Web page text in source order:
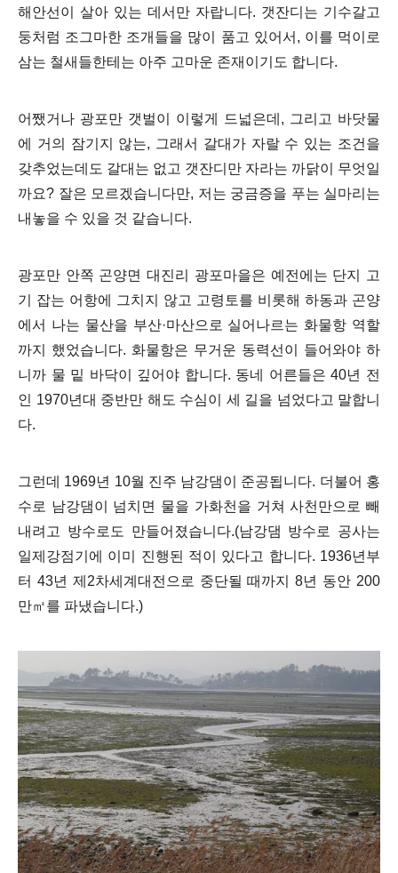
해안선이 살아 있는 데서만 자랍니다. 갯잔디는 기수갈고
둥처럼 조그마한 조개들을 많이 품고 있어서, 이를 먹이로
삼는 철새들한테는 아주 고마운 존재이기도 합니다.
어쨌거나 광포만 갯벌이 이렇게 드넓은데, 그리고 바닷물
에 거의 잠기지 않는, 그래서 갈대가 자랄 수 있는 조건을
갖추었는데도 갈대는 없고 갯잔디만 자라는 까닭이 무엇일
까요? 잘은 모르겠습니다만, 저는 궁금증을 푸는 실마리는
내놓을 수 있을 것 같습니다.
광포만 안쪽 곤양면 대진리 광포마을은 예전에는 단지 고
기 잡는 어항에 그치지 않고 고령토를 비롯해 하동과 곤양
에서 나는 물산을 부산·마산으로 실어나르는 화물항 역할
까지 했었습니다. 화물항은 무거운 동력선이 들어와야 하
니까 물 밑 바닥이 깊어야 합니다. 동네 어른들은 40년 전
인 1970년대 중반만 해도 수심이 세 길을 넘었다고 말합니
다.
그런데 1969년 10월 진주 남강댐이 준공됩니다. 더불어 홍
수로 남강댐이 넘치면 물을 가화천을 거쳐 사천만으로 빼
내려고 방수로도 만들어졌습니다.(남강댐 방수로 공사는
일제강점기에 이미 진행된 적이 있다고 합니다. 1936년부
터 43년 제2차세계대전으로 중단될 때까지 8년 동안 200
만㎥를 파냈습니다.)